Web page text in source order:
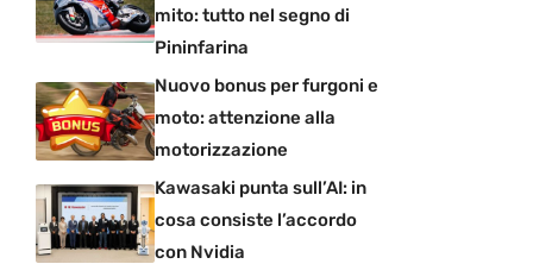
mito: tutto nel segno di
Pininfarina
Nuovo bonus per furgoni e
moto: attenzione alla
motorizzazione
Kawasaki punta sull’AI: in
cosa consiste l’accordo
con Nvidia